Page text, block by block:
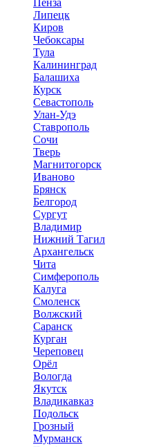
Пенза
Липецк
Киров
Чебоксары
Тула
Калининград
Балашиха
Курск
Севастополь
Улан-Удэ
Ставрополь
Сочи
Тверь
Магнитогорск
Иваново
Брянск
Белгород
Сургут
Владимир
Нижний Тагил
Архангельск
Чита
Симферополь
Калуга
Смоленск
Волжский
Саранск
Курган
Череповец
Орёл
Вологда
Якутск
Владикавказ
Подольск
Грозный
Мурманск